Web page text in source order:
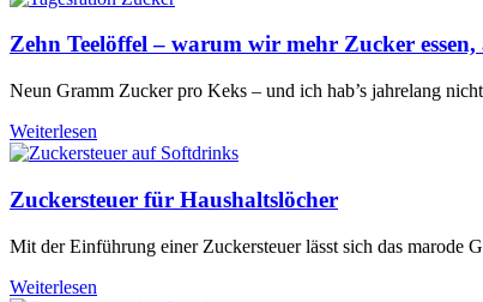
Zehn Teelöffel – warum wir mehr Zucker
Neun Gramm Zucker pro Keks – und ich hab’s jahrelang
Weiterlesen
Zuckersteuer für Haushaltslöcher
Mit der Einführung einer Zuckersteuer lässt sich das marode
Weiterlesen